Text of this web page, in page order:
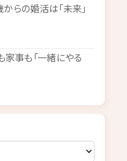
らの婚活は「未来」
事も「一緒にやる